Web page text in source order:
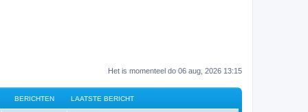
Het is momenteel do 06 aug, 2026 13:15
BERICHTEN LAATSTE BERICHT